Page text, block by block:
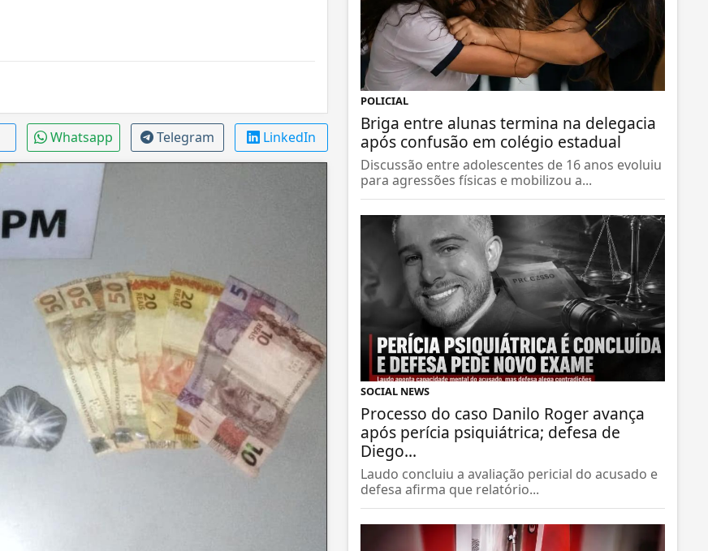
Whatsapp Telegram LinkedIn
POLICIAL
Briga entre alunas termina na delegacia
após confusão em colégio estadual
Discussão entre adolescentes de 16 anos evoluiu
para agressões físicas e mobilizou a...
SOCIAL NEWS
Processo do caso Danilo Roger avança
após perícia psiquiátrica; defesa de
Diego...
Laudo concluiu a avaliação pericial do acusado e
defesa afirma que relatório...